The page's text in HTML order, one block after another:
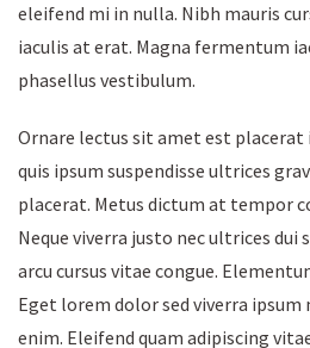
eleifend mi in nulla. Nibh mauris
iaculis at erat. Magna fermentum
phasellus vestibulum.
Ornare lectus sit amet est placerat
quis ipsum suspendisse ultrices
placerat. Metus dictum at tempor
Neque viverra justo nec ultrices dui
arcu cursus vitae congue.
Eget lorem dolor sed viverra ipsum
enim. Eleifend quam adipiscing